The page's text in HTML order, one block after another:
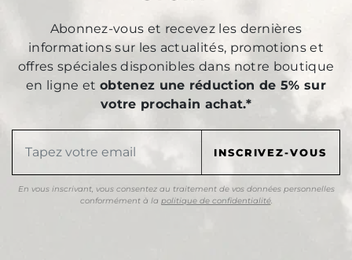
Abonnez-vous et recevez les dernières
informations sur les actualités, promotions et
offres spéciales disponibles dans notre boutique
en ligne et obtenez une réduction de 5% sur
votre prochain achat.*
En vous inscrivant, vous consentez au traitement de vos données personnelles
conformément à la politique de confidentialité.